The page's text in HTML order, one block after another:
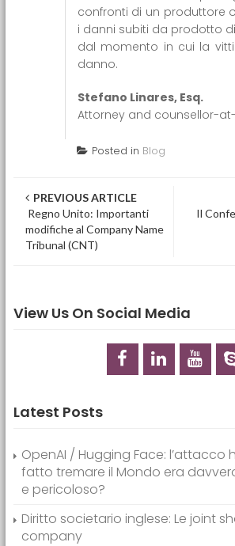
confronti di un produttore
i danni subiti da prodotto
dal momento in cui la
danno.
Stefano Linares, Esq.
Attorney and counsellor-at-
Posted in Blog
Post navigation
PREVIOUS ARTICLE
Regno Unito: Importanti
modifiche al Company Name
Tribunal (CNT)
Il
View Us On Social Media
Latest Posts
OpenAI / Hugging Face: l’attacco
fatto tremare il Mondo era
e pericoloso?
Diritto societario inglese: Le joint
company